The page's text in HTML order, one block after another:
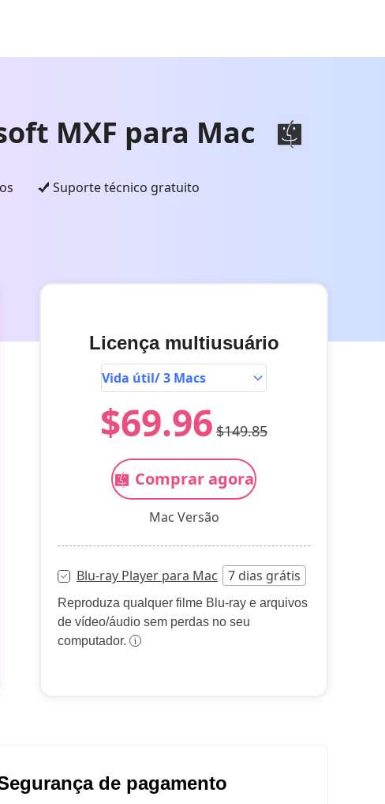
MXF para Mac
Suporte técnico gratuito
Licença multiusuário
$69.96 $149.85
Comprar agora
Mac Versão
Blu-ray Player para Mac 7 dias grátis
Reproduza qualquer filme Blu-ray e arquivos
de vídeo/áudio sem perdas no seu
computador.
de pagamento